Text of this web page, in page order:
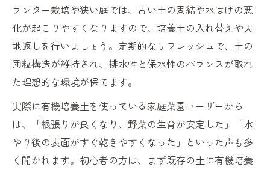
ランター栽培や狭い庭では、古い土の固結や水はけの悪
化が起こりやすくなりますので、培養土の入れ替えや天
地返しを行いましょう。定期的なリフレッシュで、土の
団粒構造が維持され、排水性と保水性のバランスが取れ
た理想的な環境が保てます。
実際に有機培養土を使っている家庭菜園ユーザーから
は、「根張りが良くなり、野菜の生育が安定した」「水
やり後の表面がすぐ乾きやすくなった」といった声も多
く聞かれます。初心者の方は、まず既存の土に有機培養